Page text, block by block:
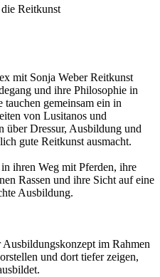
Reitkunst
mit Sonja Weber Reitkunst
und ihre Philosophie in
tauchen gemeinsam ein in
von Lusitanos und
über Dressur, Ausbildung und
gute Reitkunst ausmacht.
ihren Weg mit Pferden, ihre
Rassen und ihre Sicht auf eine
Ausbildung.
im Rahmen
und dort tiefer zeigen,